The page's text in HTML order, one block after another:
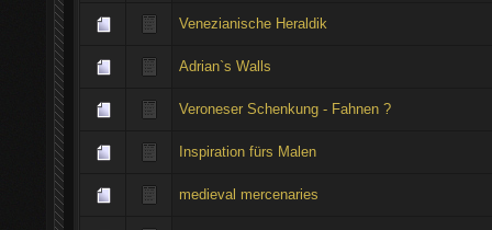
Venezianische Heraldik
Adrian`s Walls
Veroneser Schenkung - Fahnen ?
Inspiration fürs Malen
medieval mercenaries